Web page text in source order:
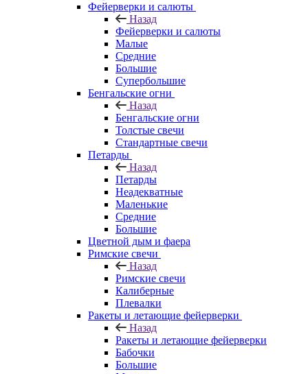
Фейерверки и салюты
Назад
Фейерверки и салюты
Малые
Средние
Большие
Супербольшие
Бенгальские огни
Назад
Бенгальские огни
Толстые свечи
Стандартные свечи
Петарды
Назад
Петарды
Неадекватные
Маленькие
Средние
Большие
Цветной дым и фаера
Римские свечи
Назад
Римские свечи
Калиберные
Плевалки
Ракеты и летающие фейерверки
Назад
Ракеты и летающие фейерверки
Бабочки
Большие